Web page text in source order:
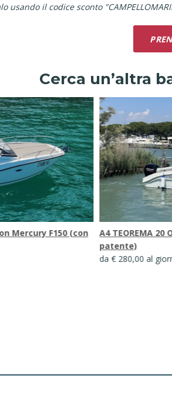
usando il codice sconto
Cerca un’altra
100 CT (con
A5 SEARAY SPX
da € 400,00 al